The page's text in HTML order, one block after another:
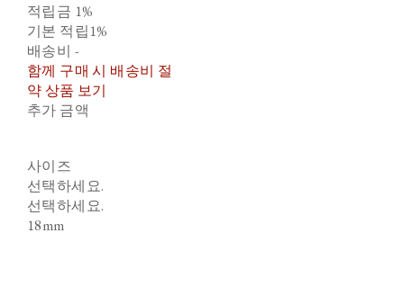
적립금 1%
기본 적립1%
배송비 -
함께 구매 시 배송비 절
약 상품 보기
추가 금액
사이즈
선택하세요.
선택하세요.
18mm